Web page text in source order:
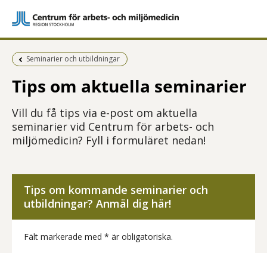
Föregående sida:
Seminarier och utbildningar
Tips om aktuella seminarier
Vill du få tips via e-post om aktuella
seminarier vid Centrum för arbets- och
miljömedicin? Fyll i formuläret nedan!
Tips om kommande seminarier och
utbildningar? Anmäl dig här!
Fält markerade med * är obligatoriska.